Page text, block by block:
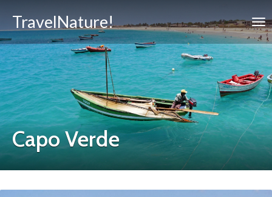
TravelNature!
Capo Verde